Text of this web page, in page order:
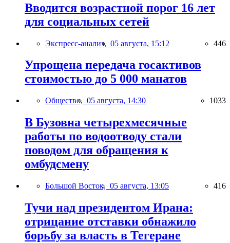
Вводится возрастной порог 16 лет
для социальных сетей
Экспресс-анализ, 05 августа, 15:12 446
Упрощена передача госактивов
стоимостью до 5 000 манатов
Общество, 05 августа, 14:30 1033
В Бузовна четырехмесячные
работы по водоотводу стали
поводом для обращения к
омбудсмену
Большой Восток, 05 августа, 13:05 416
Тучи над президентом Ирана:
отрицание отставки обнажило
борьбу за власть в Тегеране